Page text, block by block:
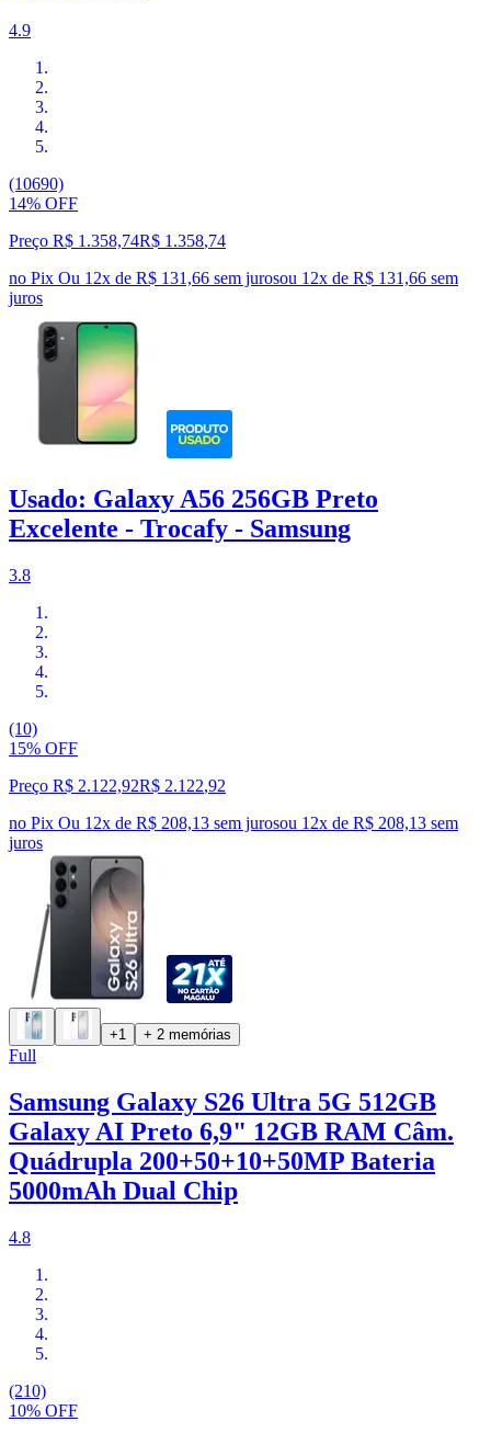
4.9
(10690)
14% OFF
Preço R$ 1.358,74R$ 1.358,74
no Pix Ou 12x de R$ 131,66 sem jurosou 12x de R$ 131,66 sem
juros
Usado: Galaxy A56 256GB Preto
Excelente - Trocafy - Samsung
3.8
(10)
15% OFF
Preço R$ 2.122,92R$ 2.122,92
no Pix Ou 12x de R$ 208,13 sem jurosou 12x de R$ 208,13 sem
juros
+1 + 2 memórias
Full
Samsung Galaxy S26 Ultra 5G 512GB
Galaxy AI Preto 6,9" 12GB RAM Câm.
Quádrupla 200+50+10+50MP Bateria
5000mAh Dual Chip
4.8
(210)
10% OFF